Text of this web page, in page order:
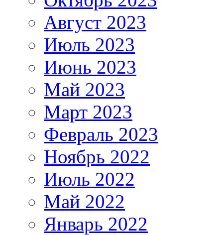
Август 2023
Июль 2023
Июнь 2023
Май 2023
Март 2023
Февраль 2023
Ноябрь 2022
Июль 2022
Май 2022
Январь 2022